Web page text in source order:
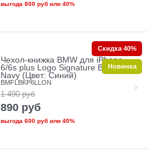
выгода 800 рубили 40%
Чехол-книжка BMW для iPhone
6/6s plus Logo Signature Booktype
Navy (Цвет: Синий)
BMFLBKP6LLON
1 490 руб
890 руб
выгода 600 рубили 40%
Скидка 40%
Новинка